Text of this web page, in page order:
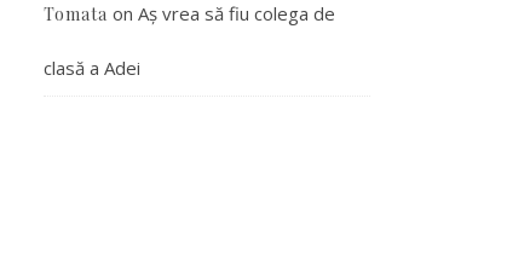
Tomata on Aș vrea să fiu colega de
clasă a Adei